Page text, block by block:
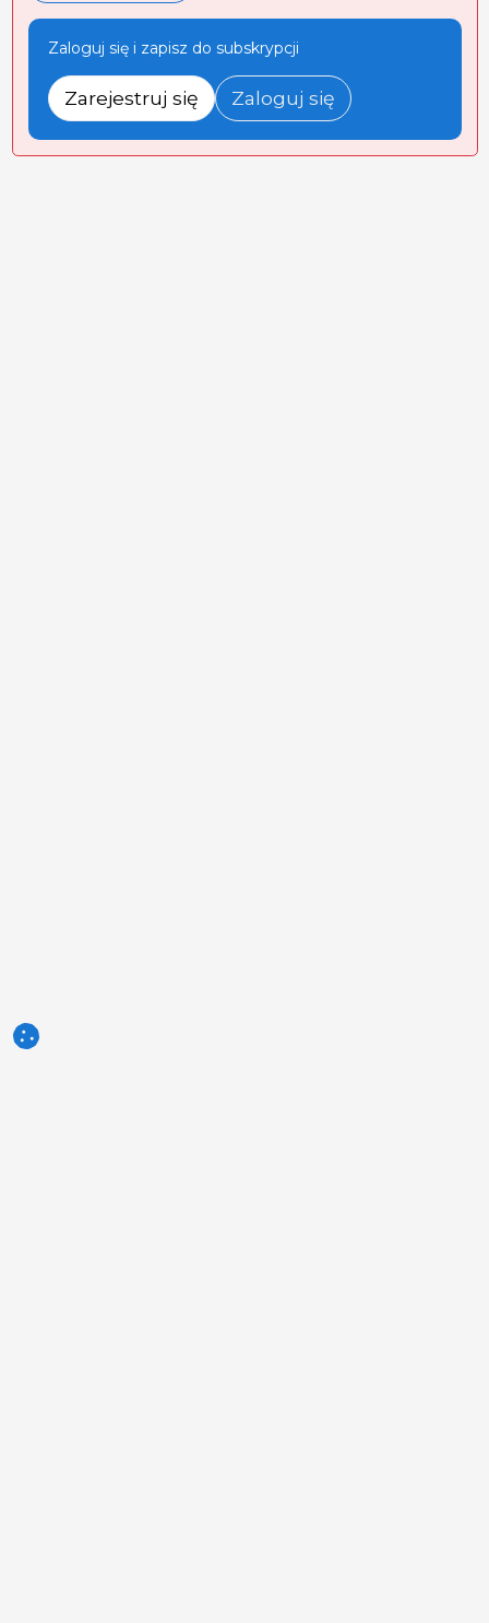
Zaloguj się i zapisz do subskrypcji
Zarejestruj się Zaloguj się